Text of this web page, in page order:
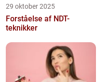
29 oktober 2025
Forståelse af NDT-
teknikker